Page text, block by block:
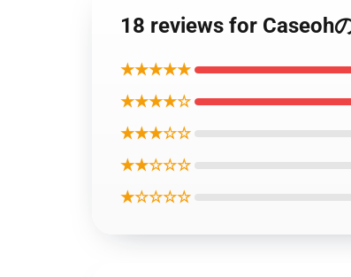
18 reviews for Caseoh
★★★★★
★★★★☆
★★★☆☆
★★☆☆☆
★☆☆☆☆